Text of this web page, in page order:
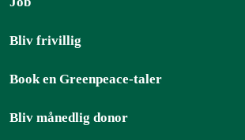
Bliv frivillig
Book en Greenpeace-taler
Bliv månedlig donor